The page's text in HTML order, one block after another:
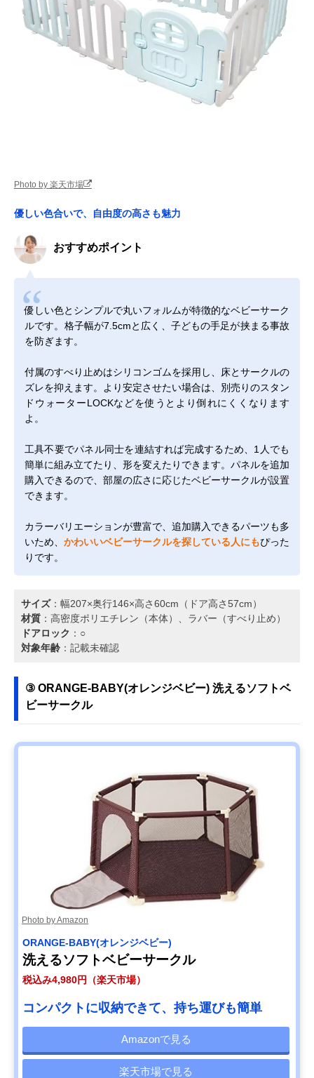
Photo by 楽天市場
優しい色合いで、自由度の高さも魅力
おすすめポイント
優しい色とシンプルで丸いフォルムが特徴的なベビーサーク
ルです。格子幅が7.5cmと広く、子どもの手足が挟まる事故
を防ぎます。
付属のすべり止めはシリコンゴムを採用し、床とサークルの
ズレを抑えます。より安定させたい場合は、別売りのスタン
ドウォーターLOCKなどを使うとより倒れにくくなります
よ。
工具不要でパネル同士を連結すれば完成するため、1人でも
簡単に組み立てたり、形を変えたりできます。パネルを追加
購入できるので、部屋の広さに応じたベビーサークルが設置
できます。
カラーバリエーションが豊富で、追加購入できるパーツも多
いため、 かわいいベビーサークルを探している人にもぴった
りです。
サイズ：幅207×奥行146×高さ60cm（ドア高さ57cm）
材質 ：高密度ポリエチレン（本体）、ラバー（すべり止め）
ドアロック ：○
対象年齢 ：記載未確認
③ ORANGE-BABY(オレンジベビー) 洗えるソフトベ
ビーサークル
Photo by Amazon
ORANGE-BABY(オレンジベビー)
洗えるソフトベビーサークル
税込み4,980円（楽天市場）
コンパクトに収納できて、持ち運びも簡単
Amazonで見る
楽天市場で見る